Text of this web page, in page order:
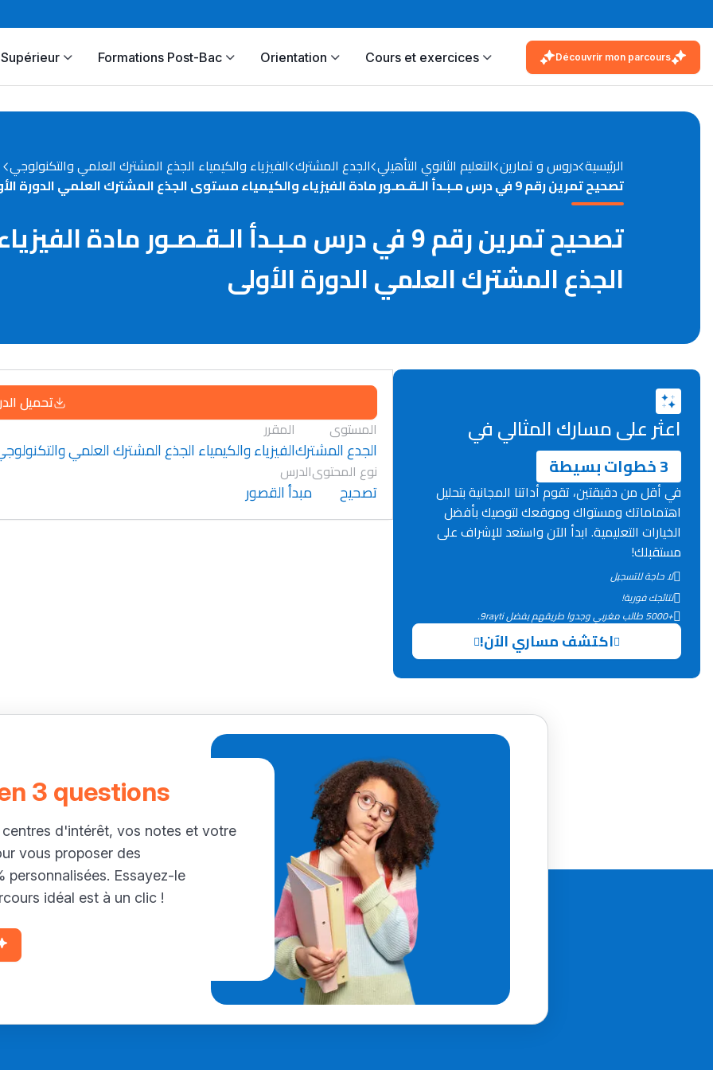
Formations Post-Bac Orientation Cours et exercices Découvrir mon parcours
الرئيسية دروس و تمارين التعليم الثانوي التأهيلي الجدع المشترك الفيزياء والكيمياء الجذع المشترك العلمي والتكنولوجي
تصحيح تمرين رقم 9 في درس مـبـدأ الـقـصـور مادة الفيزياء والكيمياء مستوى الجذع المشترك العلمي الدورة الأولى
تصحيح تمرين رقم 9 في درس مـبـدأ الـقـصـور
الجذع المشترك العلمي الدورة الأولى
تحميل
المستوى
الجدع المشترك
المقرر
الفيزياء والكيمياء الجذع المشترك العلمي
نوع المحتوى
تصحيح
الدرس
مبدأ القصور
اعثر على مسارك المثالي في
3 خطوات بسيطة
في أقل من دقيقتين، تقوم أداتنا المجانية بتحليل
اهتماماتك ومستواك وموقعك لتوصيك بأفضل
الخيارات التعليمية. ابدأ الآن واستعد للإشراف على
مستقبلك!
لا حاجة للتسجيل
نتائجك فورية!
+5000 طالب مغربي وجدوا طريقهم بفضل 9rayti.
اكتشف مساري الآن!
3 questions
d'intérêt, vos notes et votre
vous proposer des
personnalisées. Essayez-le
idéal est à un clic !